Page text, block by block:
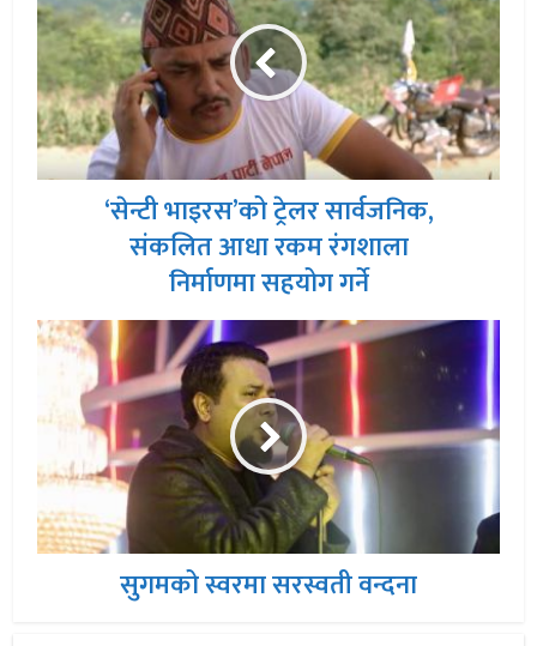
‘सेन्टी भाइरस’को ट्रेलर सार्वजनिक,
संकलित आधा रकम रंगशाला
निर्माणमा सहयोग गर्ने
सुगमको स्वरमा सरस्वती वन्दना